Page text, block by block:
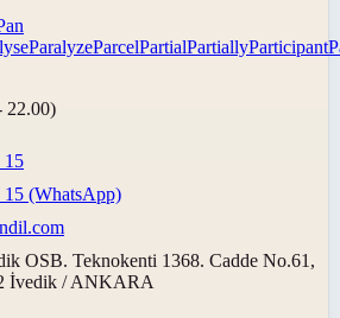
ParalyzeParcelPartialPartiallyParticipant
22.00)
15
15 (WhatsApp)
OSB. Teknokenti 1368. Cadde No.61,
İvedik / ANKARA